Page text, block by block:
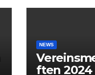
NEWS
ften 2024